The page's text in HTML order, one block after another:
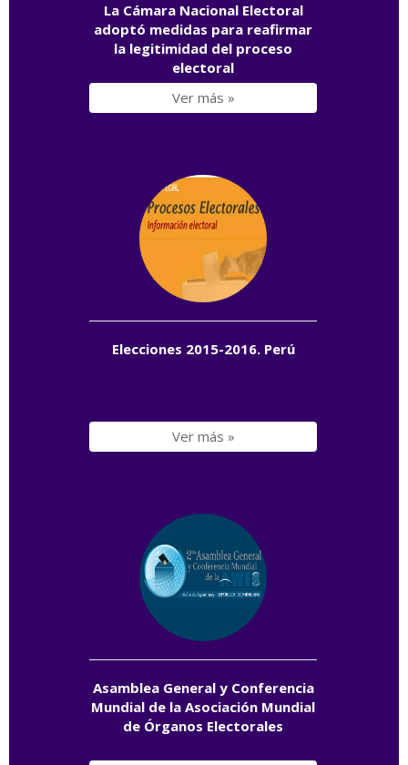
La Cámara Nacional Electoral
adoptó medidas para reafirmar
la legitimidad del proceso
electoral
Ver más »
Elecciones 2015-2016. Perú
Ver más »
Asamblea General y Conferencia
Mundial de la Asociación Mundial
de Órganos Electorales